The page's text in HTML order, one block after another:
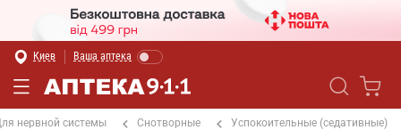
Киев Ваша аптека
нервной системы Снотворные Успокоительные (седативные)